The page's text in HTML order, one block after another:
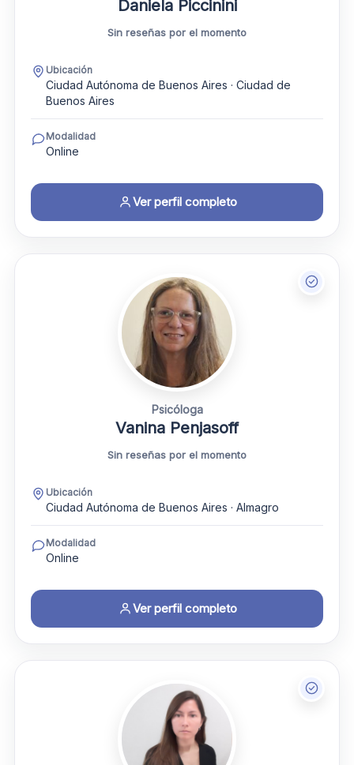
Daniela Piccinini
Sin reseñas por el momento
Ubicación
Ciudad Autónoma de Buenos Aires · Ciudad de
Buenos Aires
Modalidad
Online
Ver perfil completo
Psicóloga
Vanina Penjasoff
Sin reseñas por el momento
Ubicación
Ciudad Autónoma de Buenos Aires · Almagro
Modalidad
Online
Ver perfil completo